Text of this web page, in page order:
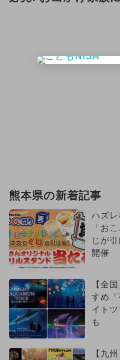
ハロウィン
熊本県の新着記事
ハズ
「お
じが
開催
【全
すめ
イト
も
【九